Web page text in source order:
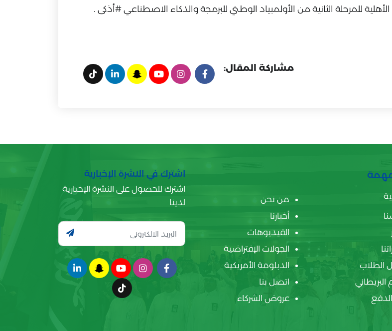
للمرحلة الثانية من الأولمبياد الوطني للبرمجة والذكاء الاصطناعي #أذكى .
مشاركة المقال:
من نحن
أخبارنا
الفيديوهات
الجولات الإفتراضية
الطلاب
الدبلومة الأمريكية
البريطاني
اتصل بنا
عروض الشركاء
اشترك في النشرة الإخبارية
اشترك للحصول على النشرة الإخبارية
لدينا